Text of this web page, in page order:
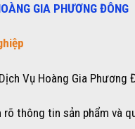
GIA PHƯƠNG ĐÔNG
Vụ Hoàng Gia Phương
thông tin sản phẩm và